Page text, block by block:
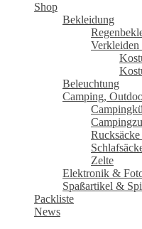
Shop
Bekleidung
Beleuchtung
Camping,
Zelte
Elektronik &
Spaßartikel &
Packliste
News